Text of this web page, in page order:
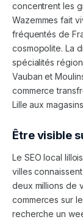
concentrent les
Wazemmes fait
fréquentés de
cosmopolite. La
spécialités
Vauban et
commerce
Lille aux
Être visible
Le SEO local
villes
deux millions de
commerces sur
recherche un